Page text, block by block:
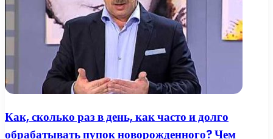
Как, сколько раз в день, как часто и долго
обрабатывать пупок новорожденного? Чем